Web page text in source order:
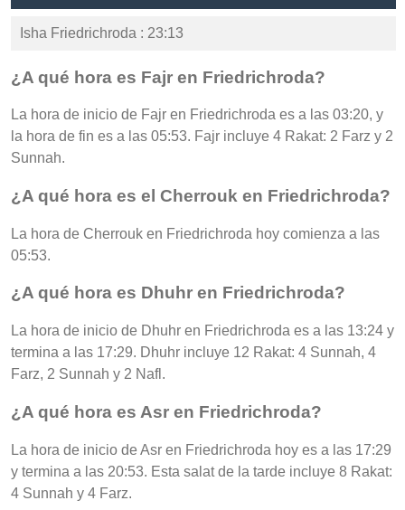
Isha Friedrichroda : 23:13
¿A qué hora es Fajr en Friedrichroda?
La hora de inicio de Fajr en Friedrichroda es a las 03:20, y
la hora de fin es a las 05:53. Fajr incluye 4 Rakat: 2 Farz y 2
Sunnah.
¿A qué hora es el Cherrouk en Friedrichroda?
La hora de Cherrouk en Friedrichroda hoy comienza a las
05:53.
¿A qué hora es Dhuhr en Friedrichroda?
La hora de inicio de Dhuhr en Friedrichroda es a las 13:24 y
termina a las 17:29. Dhuhr incluye 12 Rakat: 4 Sunnah, 4
Farz, 2 Sunnah y 2 Nafl.
¿A qué hora es Asr en Friedrichroda?
La hora de inicio de Asr en Friedrichroda hoy es a las 17:29
y termina a las 20:53. Esta salat de la tarde incluye 8 Rakat:
4 Sunnah y 4 Farz.